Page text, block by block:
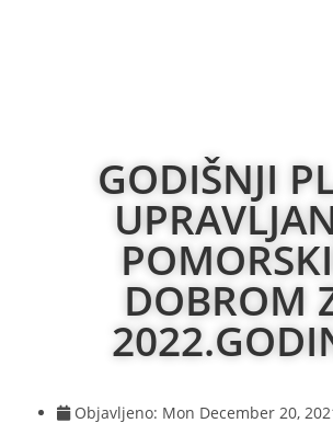
GODIŠNJI
DOBROM
Objavljeno: Mon December 20,